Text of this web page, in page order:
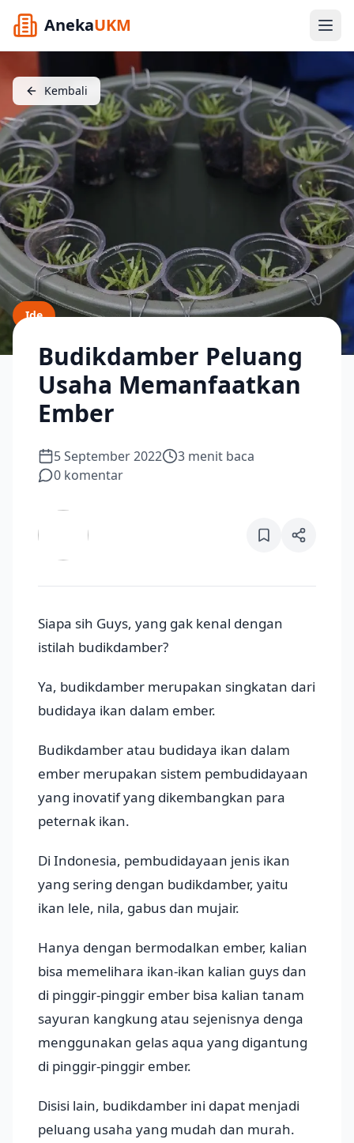
AnekaUKM
Kembali
Ide
Budikdamber Peluang
Usaha Memanfaatkan
Ember
5 September 2022 3 menit baca
0 komentar
Siapa sih Guys, yang gak kenal dengan
istilah budikdamber?
Ya, budikdamber merupakan singkatan dari
budidaya ikan dalam ember.
Budikdamber atau budidaya ikan dalam
ember merupakan sistem pembudidayaan
yang inovatif yang dikembangkan para
peternak ikan.
Di Indonesia, pembudidayaan jenis ikan
yang sering dengan budikdamber, yaitu
ikan lele, nila, gabus dan mujair.
Hanya dengan bermodalkan ember, kalian
bisa memelihara ikan-ikan kalian guys dan
di pinggir-pinggir ember bisa kalian tanam
sayuran kangkung atau sejenisnya denga
menggunakan gelas aqua yang digantung
di pinggir-pinggir ember.
Disisi lain, budikdamber ini dapat menjadi
peluang usaha yang mudah dan murah.